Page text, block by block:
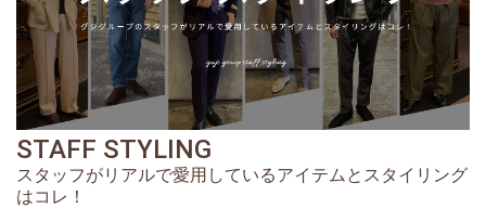
STAFF STYLING
スタッフがリアルで愛用しているアイテムとスタイリング
はコレ！